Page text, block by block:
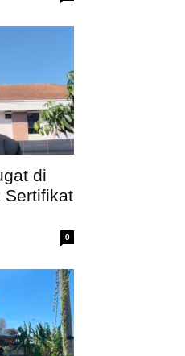
di
Sertifikat
0